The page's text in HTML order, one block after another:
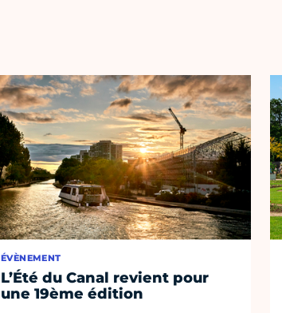
ÉVÈNEMENT
L’Été du Canal revient pour
une 19ème édition